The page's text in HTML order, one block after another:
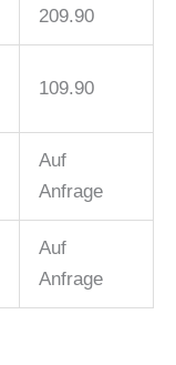
209.90
109.90
Auf
Anfrage
Auf
Anfrage